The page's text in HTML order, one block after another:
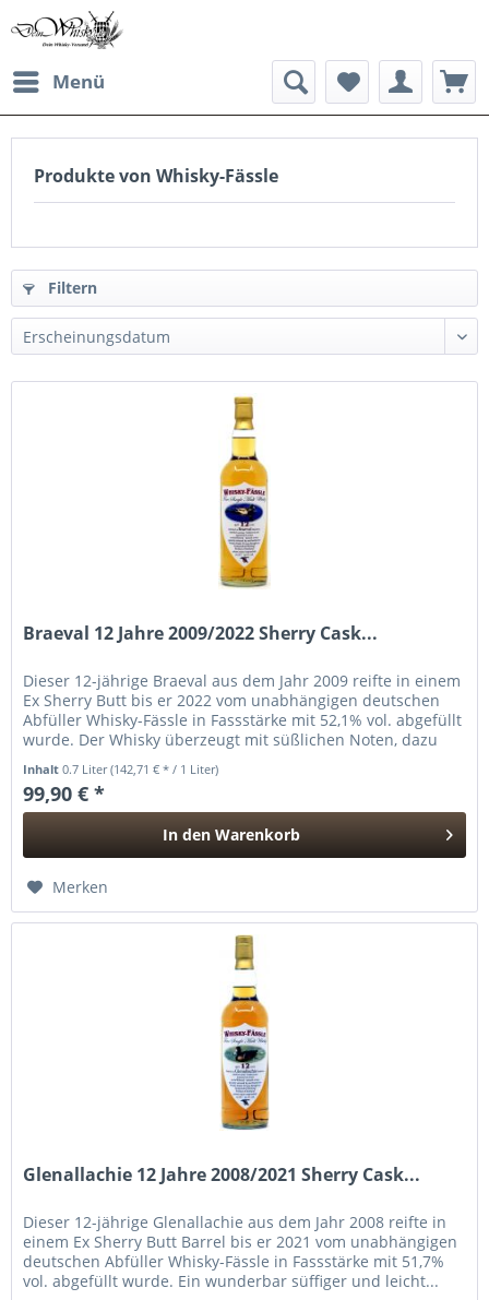
Menü
Produkte von Whisky-Fässle
Filtern
Braeval 12 Jahre 2009/2022 Sherry Cask...
Dieser 12-jährige Braeval aus dem Jahr 2009 reifte in einem
Ex Sherry Butt bis er 2022 vom unabhängigen deutschen
Abfüller Whisky-Fässle in Fassstärke mit 52,1% vol. abgefüllt
wurde. Der Whisky überzeugt mit süßlichen Noten, dazu
Inhalt0.7 Liter(142,71 € * / 1 Liter)
99,90 € *
In den Warenkorb
Merken
Glenallachie 12 Jahre 2008/2021 Sherry Cask...
Dieser 12-jährige Glenallachie aus dem Jahr 2008 reifte in
einem Ex Sherry Butt Barrel bis er 2021 vom unabhängigen
deutschen Abfüller Whisky-Fässle in Fassstärke mit 51,7%
vol. abgefüllt wurde. Ein wunderbar süffiger und leicht...